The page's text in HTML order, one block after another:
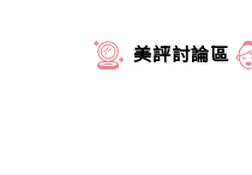
美評討論區